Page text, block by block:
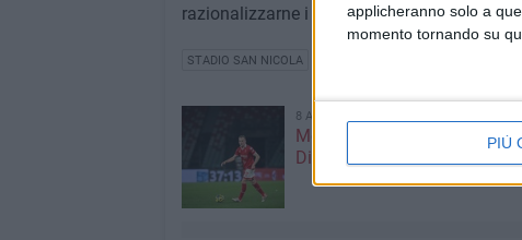
applicheranno solo a
momento tornando su
PIÙ
razionalizzarne i costi.
STADIO SAN NICOLA
8 AGOSTO 2026
Mercato in uscita, anche
Dickmann lascia Bari